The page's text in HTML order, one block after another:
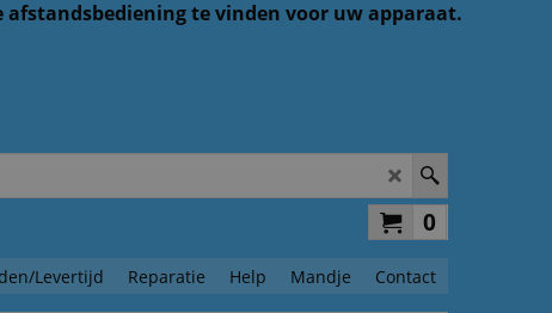
te vinden voor uw apparaat.
0
Levertijd Reparatie Help Mandje Contact